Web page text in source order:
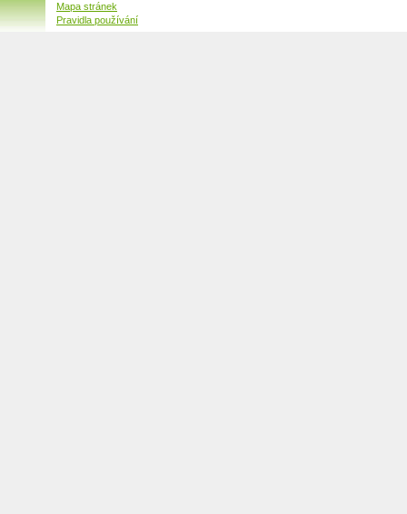
Mapa stránek
Pravidla používání